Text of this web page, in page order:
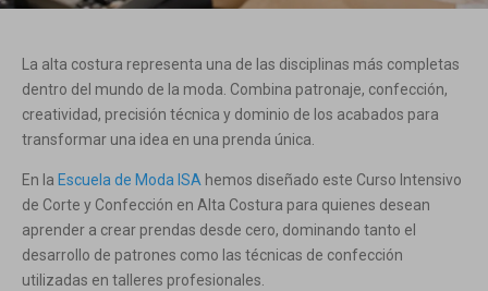
La alta costura representa una de las disciplinas más completas
dentro del mundo de la moda. Combina patronaje, confección,
creatividad, precisión técnica y dominio de los acabados para
transformar una idea en una prenda única.
En la Escuela de Moda ISA hemos diseñado este Curso Intensivo
de Corte y Confección en Alta Costura para quienes desean
aprender a crear prendas desde cero, dominando tanto el
desarrollo de patrones como las técnicas de confección
utilizadas en talleres profesionales.